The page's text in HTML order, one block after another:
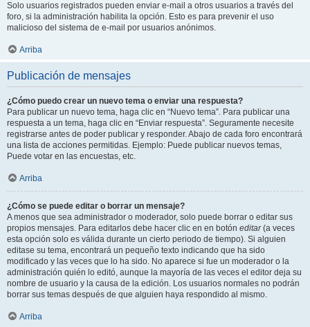
Solo usuarios registrados pueden enviar e-mail a otros usuarios a través del
foro, si la administración habilita la opción. Esto es para prevenir el uso
malicioso del sistema de e-mail por usuarios anónimos.
Arriba
Publicación de mensajes
¿Cómo puedo crear un nuevo tema o enviar una respuesta?
Para publicar un nuevo tema, haga clic en “Nuevo tema”. Para publicar una
respuesta a un tema, haga clic en “Enviar respuesta”. Seguramente necesite
registrarse antes de poder publicar y responder. Abajo de cada foro encontrará
una lista de acciones permitidas. Ejemplo: Puede publicar nuevos temas,
Puede votar en las encuestas, etc.
Arriba
¿Cómo se puede editar o borrar un mensaje?
A menos que sea administrador o moderador, solo puede borrar o editar sus
propios mensajes. Para editarlos debe hacer clic en en botón editar(a veces
esta opción solo es válida durante un cierto periodo de tiempo). Si alguien
editase su tema, encontrará un pequeño texto indicando que ha sido
modificado y las veces que lo ha sido. No aparece si fue un moderador o la
administración quién lo editó, aunque la mayoría de las veces el editor deja su
nombre de usuario y la causa de la edición. Los usuarios normales no podrán
borrar sus temas después de que alguien haya respondido al mismo.
Arriba